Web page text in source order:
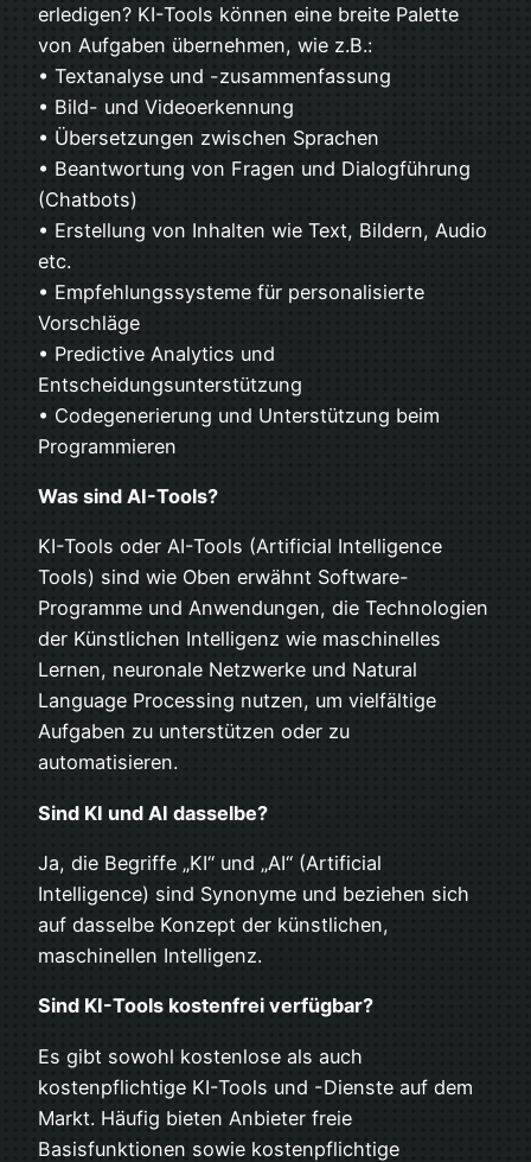
erledigen? KI-Tools können eine breite Palette
von Aufgaben übernehmen, wie z.B.:
• Textanalyse und -zusammenfassung
• Bild- und Videoerkennung
• Übersetzungen zwischen Sprachen
• Beantwortung von Fragen und Dialogführung
(Chatbots)
• Erstellung von Inhalten wie Text, Bildern, Audio
etc.
• Empfehlungssysteme für personalisierte
Vorschläge
• Predictive Analytics und
Entscheidungsunterstützung
• Codegenerierung und Unterstützung beim
Programmieren
Was sind AI-Tools?
KI-Tools oder AI-Tools (Artificial Intelligence
Tools) sind wie Oben erwähnt Software-
Programme und Anwendungen, die Technologien
der Künstlichen Intelligenz wie maschinelles
Lernen, neuronale Netzwerke und Natural
Language Processing nutzen, um vielfältige
Aufgaben zu unterstützen oder zu
automatisieren.
Sind KI und AI dasselbe?
Ja, die Begriffe „KI“ und „AI“ (Artificial
Intelligence) sind Synonyme und beziehen sich
auf dasselbe Konzept der künstlichen,
maschinellen Intelligenz.
Sind KI-Tools kostenfrei verfügbar?
Es gibt sowohl kostenlose als auch
kostenpflichtige KI-Tools und -Dienste auf dem
Markt. Häufig bieten Anbieter freie
Basisfunktionen sowie kostenpflichtige